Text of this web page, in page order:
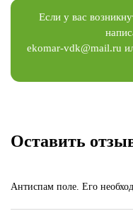
Если у вас
ekomar-vdk@mail.ru
Оставить
Антиспам поле. Его